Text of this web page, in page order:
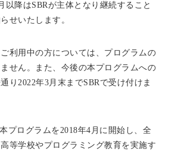
以降はSBRが主体となり継続すること
せいたします。
利用中の方については、プログラムの
せん。また、今後の本プログラムへの
り2022年3月末までSBRで受け付けま
プログラムを2018年4月に開始し、全
等学校やプログラミング教育を実施す